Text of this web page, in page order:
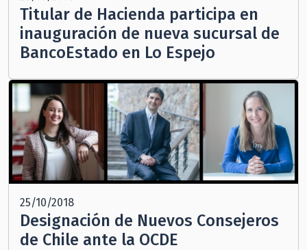
Titular de Hacienda participa en
inauguración de nueva sucursal de
BancoEstado en Lo Espejo
25/10/2018
Designación de Nuevos Consejeros
de Chile ante la OCDE